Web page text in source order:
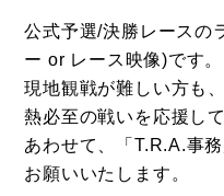
公式予選/決勝レースの
ー or レース映像)です。
現地観戦が難しい方も
熱必至の戦いを応援し
あわせて、「T.R.A.事
お願いいたします。